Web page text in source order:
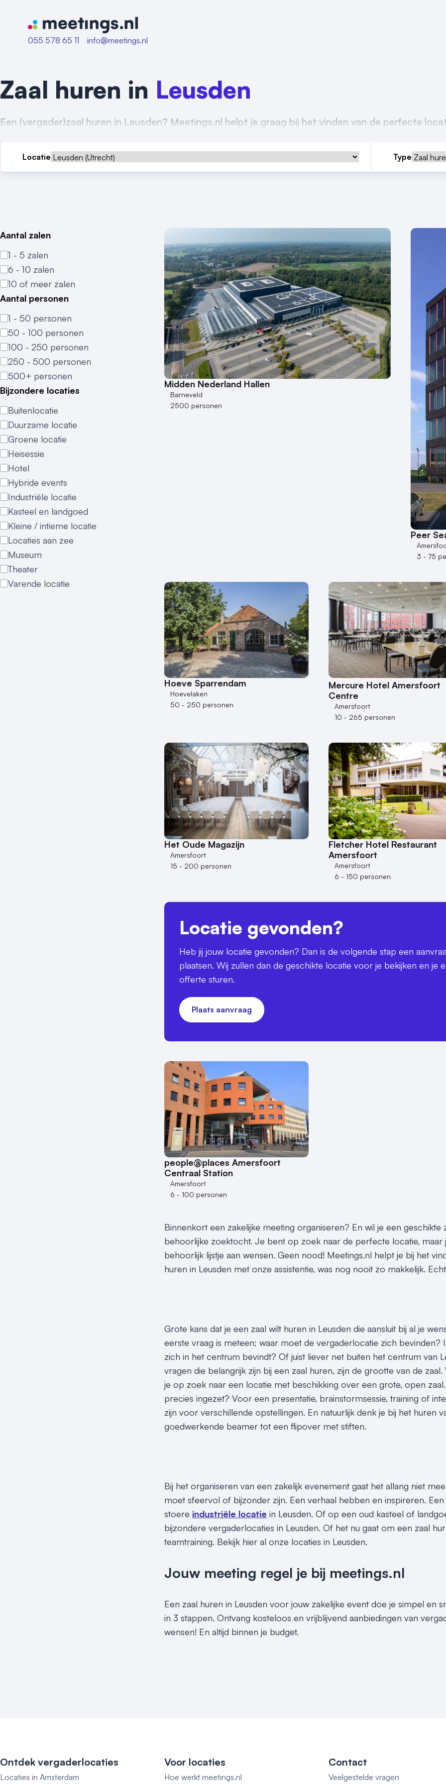
Naar home van Meetings
055 578 65 11
info@meetings.nl
Zaal huren in Leusden
Een (vergader)zaal huren in Leusden? Meetings.nl helpt je graag bij het vinden van de perfecte
Locatie Type
Aantal zalen
1 - 5 zalen
6 - 10 zalen
10 of meer zalen
Aantal personen
1 - 50 personen
50 - 100 personen
100 - 250 personen
250 - 500 personen
500+ personen
Bijzondere locaties
Buitenlocatie
Duurzame locatie
Groene locatie
Heisessie
Hotel
Hybride events
Industriële locatie
Kasteel en landgoed
Kleine / intieme locatie
Locaties aan zee
Museum
Theater
Varende locatie
Midden Nederland Hallen
Barneveld
2500 personen
Peer
3 - 75
Hoeve Sparrendam
Hoevelaken
50 - 250 personen
Mercure Hotel Amersfoort
Centre
Amersfoort
10 - 265 personen
Het Oude Magazijn
Amersfoort
15 - 200 personen
Fletcher Hotel Restaurant
Amersfoort
Amersfoort
6 - 150 personen
Locatie gevonden?
Heb jij jouw locatie gevonden? Dan is de volgende stap een
plaatsen. Wij zullen dan de geschikte locatie voor je bekijken en je
offerte sturen.
Plaats aanvraag
people@places Amersfoort
Centraal Station
Amersfoort
6 - 100 personen
Binnenkort een zakelijke meeting organiseren? En wil je een geschikte
behoorlijke zoektocht. Je bent op zoek naar de perfecte locatie, maar
behoorlijk lijstje aan wensen. Geen nood! Meetings.nl helpt je bij het
huren in Leusden met onze assistentie, was nog nooit zo makkelijk.
Grote kans dat je een zaal wilt huren in Leusden die aansluit bij al je
eerste vraag is meteen; waar moet de vergaderlocatie zich
zich in het centrum bevindt? Of juist liever net buiten het centrum van
vragen die belangrijk zijn bij een zaal huren, zijn de grootte van de
je op zoek naar een locatie met beschikking over een grote, open
precies ingezet? Voor een presentatie, brainstormsessie, training of
zijn voor verschillende opstellingen. En natuurlijk denk je bij het huren
goedwerkende beamer tot een flipover met stiften.
Bij het organiseren van een zakelijk evenement gaat het allang niet
moet sfeervol of bijzonder zijn. Een verhaal hebben en inspireren.
stoere industriële locatie in Leusden. Of op een oud kasteel of
bijzondere vergaderlocaties in Leusden. Of het nu gaat om een zaal
teamtraining. Bekijk hier al onze locaties in Leusden.
Jouw meeting regel je bij meetings.nl
Een zaal huren in Leusden voor jouw zakelijke event doe je simpel en
in 3 stappen. Ontvang kosteloos en vrijblijvend aanbiedingen van
wensen! En altijd binnen je budget.
Ontdek vergaderlocaties
Locaties in Amsterdam
Voor locaties
Hoe werkt meetings.nl
Contact
Veelgestelde vragen